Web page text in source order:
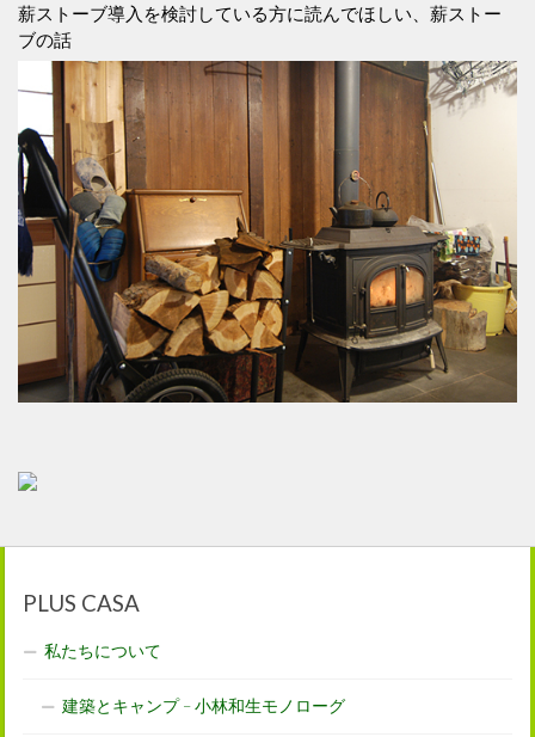
薪ストーブ導入を検討している方に読んでほしい、薪ストー
ブの話
PLUS CASA
私たちについて
建築とキャンプ – 小林和生モノローグ